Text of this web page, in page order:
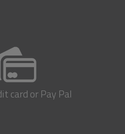
card or Pay Pal